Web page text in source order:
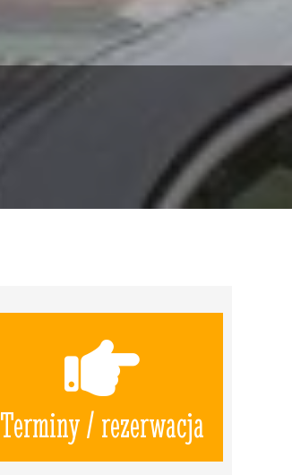
Terminy / rezerwacja